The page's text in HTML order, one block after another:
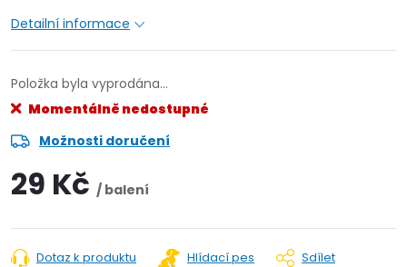
Detailní informace
Položka byla vyprodána…
Momentálně nedostupné
Možnosti doručení
29 Kč / balení
Dotaz k produktu Hlídací pes Sdílet